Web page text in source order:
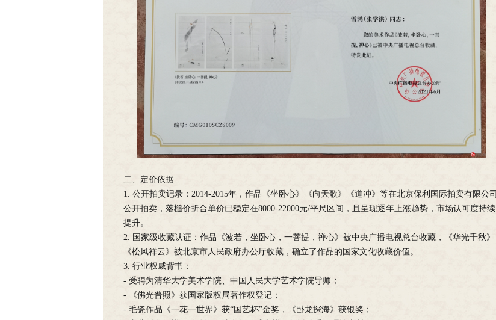
二、定价依据
1. 公开拍卖记录：2014-2015年，作品《坐卧心》《向天歌》《道冲》等在北京保利国际拍卖有限公司
公开拍卖，落槌价折合单价已稳定在8000-22000元/平尺区间，且呈现逐年上涨趋势，市场认可度持续
提升。
2. 国家级收藏认证：作品《波若，坐卧心，一菩提，禅心》被中央广播电视总台收藏，《华光千秋》
《松风祥云》被北京市人民政府办公厅收藏，确立了作品的国家文化收藏价值。
3. 行业权威背书：
- 受聘为清华大学美术学院、中国人民大学艺术学院导师；
- 《佛光普照》获国家版权局著作权登记；
- 毛瓷作品《一花一世界》获“国艺杯”金奖，《卧龙探海》获银奖；